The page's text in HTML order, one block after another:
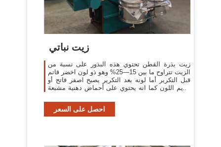
زيت نباتي
زيت بذرة القطن تحتوي هذه البذور على نسبة من
الزيت تتراوح ما بين 15—25% وهو ذو لون اخضر قاتم
قبل التكرير أما لونه بعد التكرير يصبح اصفر فاتح أو
عديم اللون كما انه يحتوي على أحماض دهنية مشبعة
احصل على السعر